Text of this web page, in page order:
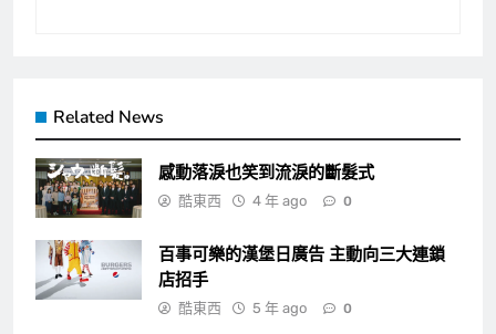
Related News
感動落淚也笑到流淚的斷髮式
酷東西 4 年 ago 0
百事可樂的漢堡日廣告 主動向三大連鎖
店招手
酷東西 5 年 ago 0